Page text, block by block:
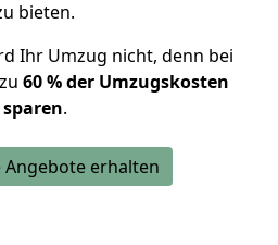
bieten.
Ihr Umzug nicht, denn bei
60 % der Umzugskosten
sparen.
Angebote erhalten